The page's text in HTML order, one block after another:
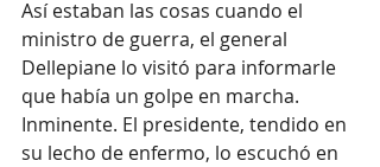
Así estaban las cosas cuando el
ministro de guerra, el general
Dellepiane lo visitó para informarle
que había un golpe en marcha.
Inminente. El presidente, tendido en
su lecho de enfermo, lo escuchó en